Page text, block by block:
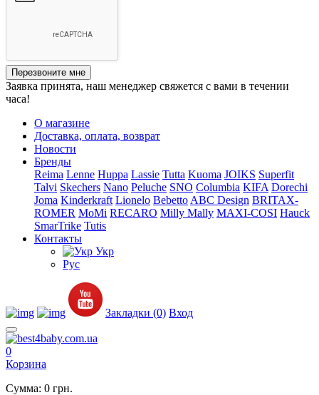
Перезвоните мне
Заявка принята, наш менеджер свяжется с вами в течении
часа!
О магазине
Доставка, оплата, возврат
Новости
Бренды
Reima Lenne Huppa Lassie Tutta Kuoma JOIKS Superfit
Talvi Skechers Nano Peluche SNO Columbia KIFA Dorechi
Joma Kinderkraft Lionelo Bebetto ABC Design BRITAX-
ROMER MoMi RECARO Milly Mally MAXI-COSI Hauck
SmarTrike Tutis
Контакты
Укр
Рус
Закладки (0) Вход
0
Корзина
Сумма: 0 грн.